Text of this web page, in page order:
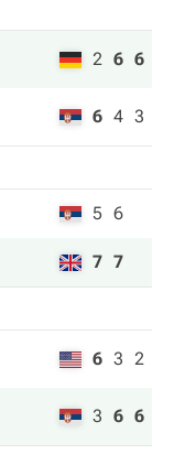
2 6 6
6 4 3
5 6
7 7
6 3 2
3 6 6